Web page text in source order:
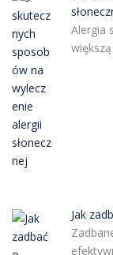
Alergia
Jak